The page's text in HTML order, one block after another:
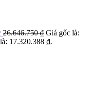
26.646.750₫ Giá gốc là:
17.320.388 ₫.